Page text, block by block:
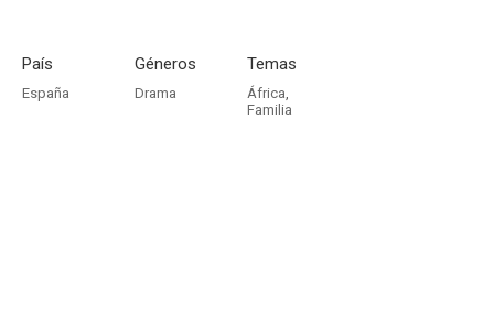
País
España
Géneros
Drama
Temas
África,
Familia